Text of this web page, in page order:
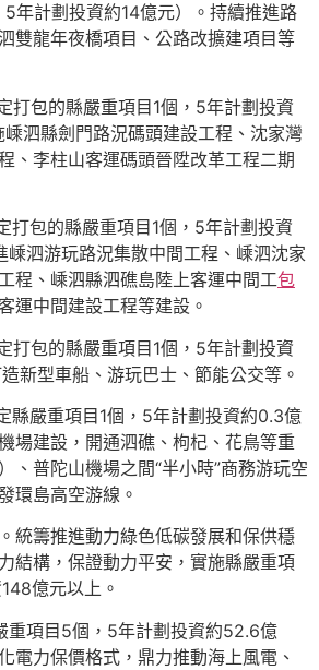
年計劃投資約14億元）。持續推進路
雙龍年夜橋項目、公路改擴建項目等
打包的縣嚴重項目1個，5年計劃投資
泗縣劍門路況碼頭建設工程、沈家灣
、李柱山客運碼頭晉陞改革工程二期
打包的縣嚴重項目1個，5年計劃投資
嵊泗游玩路況集散中間工程、嵊泗沈家
程、嵊泗縣泗礁島陸上客運中間工包
運中間建設工程等建設。
打包的縣嚴重項目1個，5年計劃投資
新型車船、游玩巴士、節能公交等。
縣嚴重項目1個，5年計劃投資約0.3億
場建設，開通泗礁、枸杞、花鳥等重
、普陀山機場之間“半小時”商務游玩空
環島高空游線。
統籌推進動力綠色低碳發展和保供穩
結構，保證動力平安，實施縣嚴重項
億元以上。
重項目5個，5年計劃投資約52.6億
電力保價格式，鼎力推動海上風電、